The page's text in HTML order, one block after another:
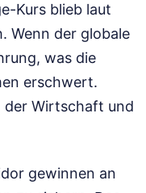
Kurs blieb laut
Wenn der globale
was die
erschwert.
der Wirtschaft und
gewinnen an